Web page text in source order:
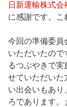
日新運輸株式会
に感謝です。こ
今回の準備委員
いただいたので
るつぶやきで実
せていただいた
い出会いもあり
ろであります。